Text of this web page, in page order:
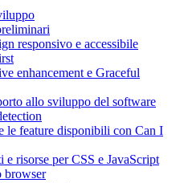
responsivo e accessibile
enhancement e Graceful
allo sviluppo del software
le feature disponibili con Can I
e risorse per CSS e JavaScript
browser